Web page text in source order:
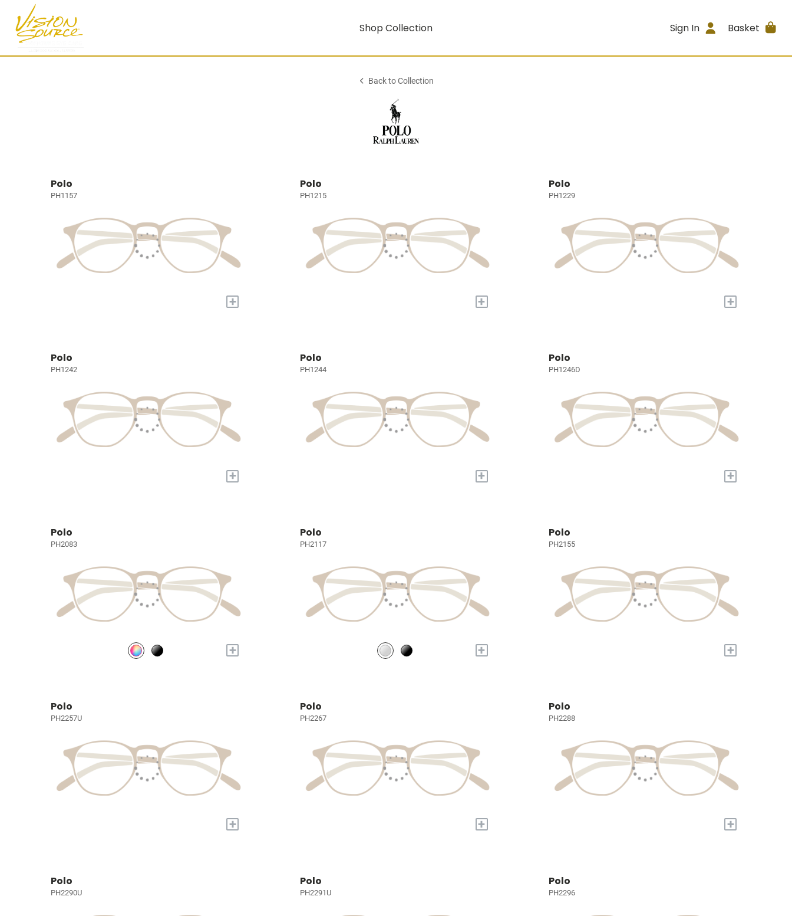
Shop Collection Sign In Basket
Back to Collection
Polo
PH1157
+
Polo
PH1215
+
Polo
PH1229
+
Polo
PH1242
+
Polo
PH1244
+
Polo
PH1246D
+
Polo
PH2083
+
Polo
PH2117
+
Polo
PH2155
+
Polo
PH2257U
+
Polo
PH2267
+
Polo
PH2288
+
Polo
PH2290U
Polo
PH2291U
Polo
PH2296